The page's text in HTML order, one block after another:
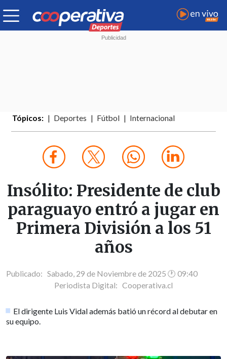
Tópicos: Deportes Fútbol Internacional
Insólito: Presidente de club
paraguayo entró a jugar en
Primera División a los 51
años
Publicado: Sabado, 29 de Noviembre de 2025 🕐 09:40
Periodista Digital: Cooperativa.cl
El dirigente Luis Vidal además batió un récord al debutar en
su equipo.